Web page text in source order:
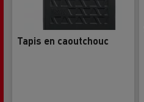
Tapis en caoutchouc